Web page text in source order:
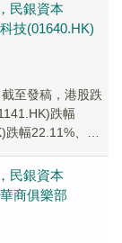
民銀資本
技(01640.HK)
至發稿，港股跌
跌幅
幅22.11%、諾
民銀資本
商俱樂部